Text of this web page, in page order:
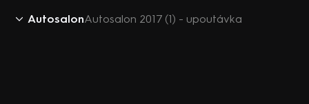
AutosalonAutosalon 2017 (1) - upoutávka